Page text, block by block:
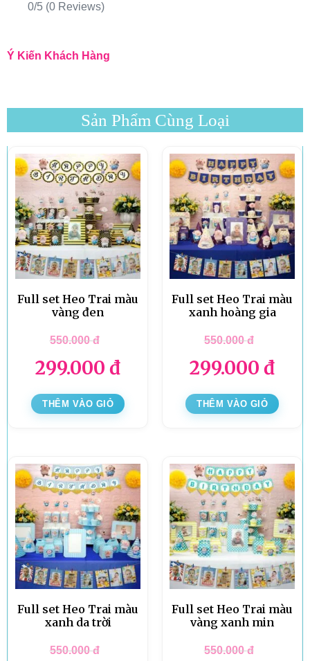
0/5 (0 Reviews)
Ý Kiến Khách Hàng
Sản Phẩm Cùng Loại
Full set Heo Trai màu
vàng đen
550.000đ
299.000 đ
THÊM VÀO GIỎ
Full set Heo Trai màu
xanh hoàng gia
550.000đ
299.000 đ
THÊM VÀO GIỎ
Full set Heo Trai màu
xanh da trời
550.000đ
Full set Heo Trai màu
vàng xanh min
550.000đ